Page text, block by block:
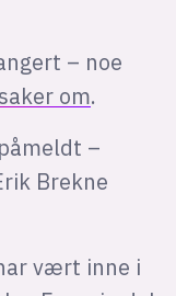
– noe
om.
–
Brekne
vært inne i